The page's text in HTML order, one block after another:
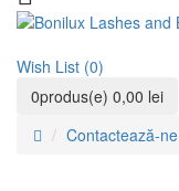
Wish List (0)
0produs(e) 0,00 lei
Contactează-ne